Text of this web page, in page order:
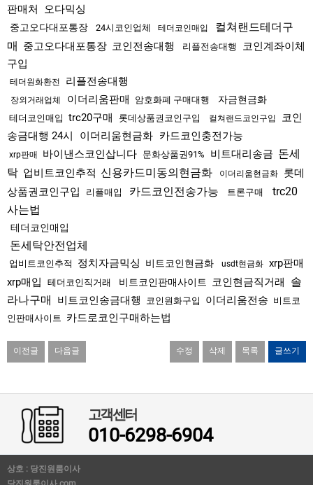
판매처
오다믹싱
중고오다대포통장 24시코인업체 테더코인매입
컬쳐랜드테더구
매 중고오다대포통장 코인전송대행 리플전송대행
코인계좌이체
구입
테더원화환전 리플전송대행
장외거래업체 이더리움판매 암호화폐 구매대행 자금현금화
테더코인매입 trc20구매 롯데상품권코인구입 컬쳐랜드코인구입
코인
송금대행 24시
이더리움현금화 카드코인충전가능
xrp판매 바이낸스코인삽니다 문화상품권91% 비트대리송금 돈세
탁 업비트코인추적 신용카드미동의현금화 이더리움현금화
롯데
상품권코인구입
리플매입 카드코인전송가능 트론구매
trc20
사는법
테더코인매입
돈세탁안전업체
업비트코인추적 정치자금믹싱 비트코인현금화 usdt현금화 xrp판매
xrp매입
테더코인직거래 비트코인판매사이트 코인현금직거래
솔
라나구매
비트코인송금대행 코인원화구입 이더리움전송 비트코
인판매사이트 카드로코인구매하는법
이전글 다음글 수정 삭제 목록 글쓰기
고객센터
010-6298-6904
상호 : 당진원룸이사